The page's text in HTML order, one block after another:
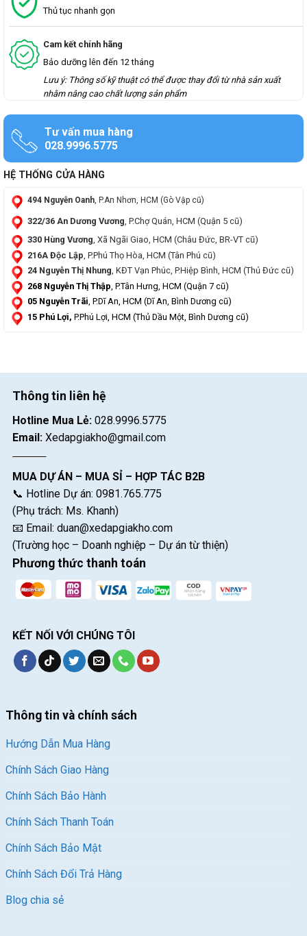
Thủ tục nhanh gọn
Cam kết chính hãng
Bảo dưỡng lên đến 12 tháng
Lưu ý: Thông số kỹ thuật có thể được thay đổi từ nhà sản xuất
nhằm nâng cao chất lượng sản phẩm
Tư vấn mua hàng
028.9996.5775
HỆ THỐNG CỬA HÀNG
494 Nguyễn Oanh , P.An Nhơn, HCM (Gò Vập cũ)
322/36 An Dương Vương , P.Chợ Quán, HCM (Quận 5 cũ)
330 Hùng Vương, Xã Ngãi Giao, HCM (Châu Đức, BR-VT cũ)
216A Độc Lập , P.Phú Thọ Hòa, HCM (Tân Phú cũ)
24 Nguyễn Thị Nhung, KĐT Vạn Phúc, P.Hiệp Bình, HCM (Thủ Đức cũ)
268 Nguyễn Thị Thập , P.Tân Hưng, HCM (Quận 7 cũ)
05 Nguyễn Trãi, P.Dĩ An, HCM (Dĩ An, Bình Dương cũ)
15 Phú Lợi, P.Phú Lợi, HCM (Thủ Dầu Một, Bình Dương cũ)
Thông tin liên hệ
Hotline Mua Lẻ: 028.9996.5775
Email: Xedapgiakho@gmail.com
MUA DỰ ÁN – MUA SỈ – HỢP TÁC B2B
📞 Hotline Dự án: 0981.765.775
(Phụ trách: Ms. Khanh)
📧 Email: duan@xedapgiakho.com
(Trường học – Doanh nghiệp – Dự án từ thiện)
Phương thức thanh toán
KẾT NỐI VỚI CHÚNG TÔI
Thông tin và chính sách
Hướng Dẫn Mua Hàng
Chính Sách Giao Hàng
Chính Sách Bảo Hành
Chính Sách Thanh Toán
Chính Sách Bảo Mật
Chính Sách Đổi Trả Hàng
Blog chia sẻ